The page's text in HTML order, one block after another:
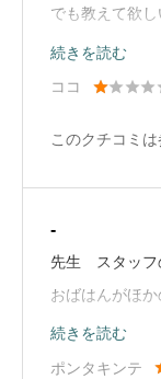
でも教えて欲
先生の対応も悪
Mapから引用）
続きを読む
ココ

このクチコミ
-
先生 スタッフ
おばはんがほ
飛車な感じが
から引用）
続きを読む
ポンタキンテ